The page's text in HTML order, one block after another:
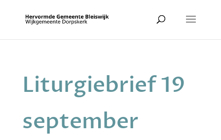
Liturgiebrief 19
september